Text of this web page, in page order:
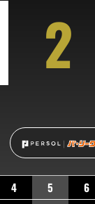
2
4 5 6